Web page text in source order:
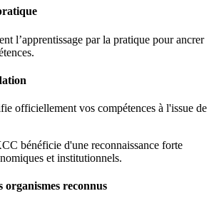
l’apprentissage par la pratique pour ancrer
officiellement vos compétences à l'issue de
bénéficie d'une reconnaissance forte
et institutionnels.
organismes reconnus